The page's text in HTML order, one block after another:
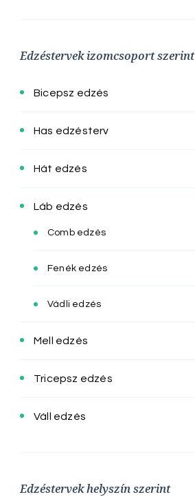
Edzéstervek izomcsoport szerint
Bicepsz edzés
Has edzésterv
Hát edzés
Láb edzés
Comb edzés
Fenék edzés
Vádli edzés
Mell edzés
Tricepsz edzés
Váll edzés
Edzéstervek helyszín szerint